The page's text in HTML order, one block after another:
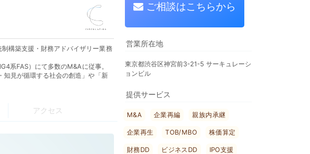
構築支援・財務アドバイザリー業務
系FAS）にて多数のM&Aに従事。
知見が循環する社会の創造」や「新
アクセス
ご相談はこちらから
営業所在地
東京都渋谷区神宮前3-21-5 サーキュレーシ
ョンビル
提供サービス
M&A 企業再編 親族内承継
企業再生 TOB/MBO 株価算定
財務DD ビジネスDD IPO支援